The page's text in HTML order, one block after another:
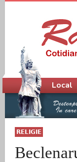
RELIGIE
Meniu principal
Local